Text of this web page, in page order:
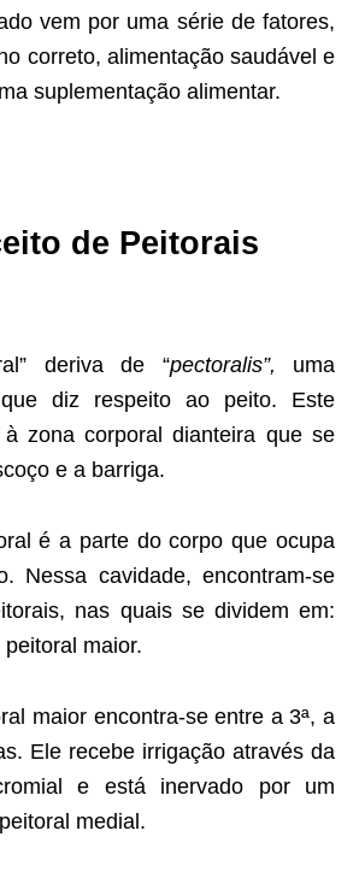
vem por uma série de fatores,
correto, alimentação saudável e
suplementação alimentar.
de Peitorais
deriva de “pectoralis”, uma
diz respeito ao peito. Este
zona corporal dianteira que se
e a barriga.
é a parte do corpo que ocupa
Nessa cavidade, encontram-se
nas quais se dividem em:
maior.
maior encontra-se entre a 3ª, a
Ele recebe irrigação através da
e está inervado por um
medial.